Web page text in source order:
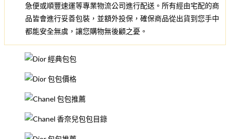
急便或順豐速運等專業物流公司進行配送。所有經由宅配的商
品皆會進行妥善包裝，並額外投保，確保商品從出貨到您手中
都能安全無虞，讓您購物無後顧之憂。